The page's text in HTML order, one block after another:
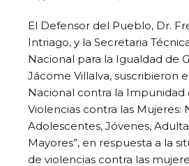
El Defensor del Pueblo, Dr.
Intriago, y la Secretaria
Nacional para la Igualdad de
Jácome Villalva, suscribieron
Nacional contra la Impunidad
Violencias contra las Mujeres:
Adolescentes, Jóvenes,
Mayores”, en respuesta a la
de violencias contra las